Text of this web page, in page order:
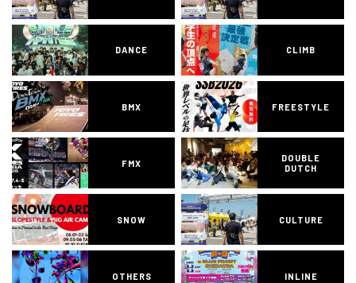
DANCE CLIMB
BMX FREESTYLE
FMX
DOUBLE
DUTCH
SNOW CULTURE
OTHERS INLINE